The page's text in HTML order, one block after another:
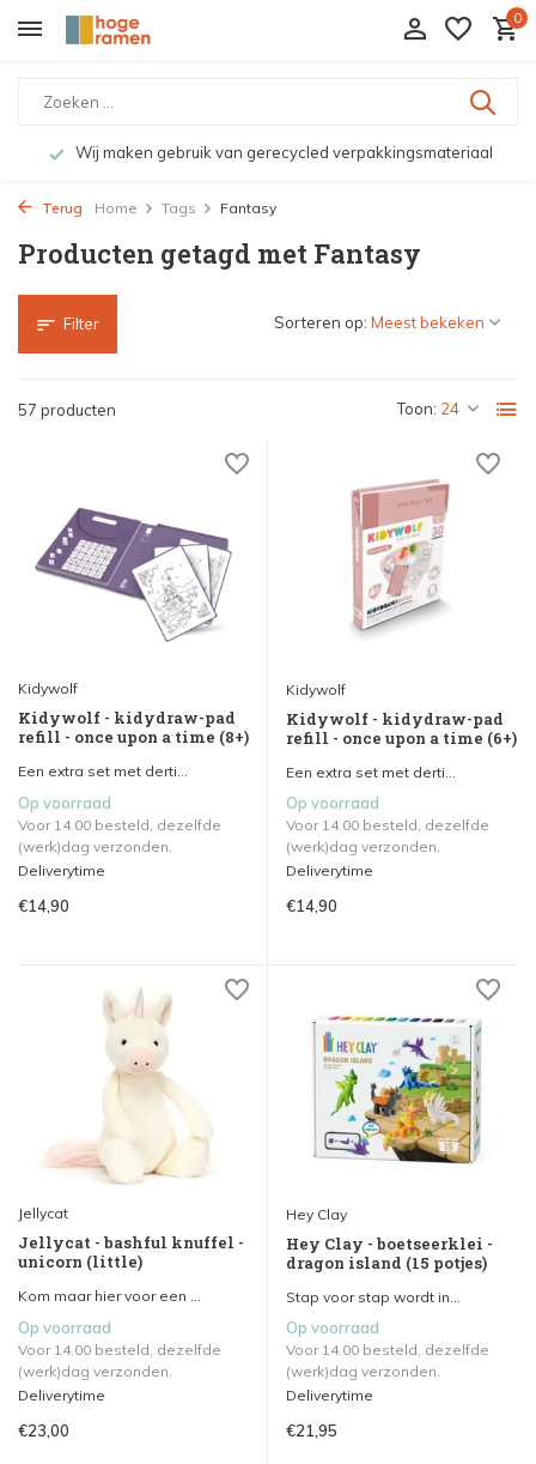
0
Wij maken gebruik van gerecycled verpakkingsmateriaal
Terug Home Tags Fantasy
Producten getagd met Fantasy
Filter
57 producten Toon:
Sorteren op:
Kidywolf
Kidywolf - kidydraw-pad
refill - once upon a time (8+)
Een extra set met derti...
Op voorraad
Voor 14.00 besteld, dezelfde
(werk)dag verzonden.
Deliverytime
€14,90
Kidywolf
Kidywolf - kidydraw-pad
refill - once upon a time (6+)
Een extra set met derti...
Op voorraad
Voor 14.00 besteld, dezelfde
(werk)dag verzonden.
Deliverytime
€14,90
Jellycat
Jellycat - bashful knuffel -
unicorn (little)
Kom maar hier voor een ...
Op voorraad
Voor 14.00 besteld, dezelfde
(werk)dag verzonden.
Deliverytime
€23,00
Hey Clay
Hey Clay - boetseerklei -
dragon island (15 potjes)
Stap voor stap wordt in...
Op voorraad
Voor 14.00 besteld, dezelfde
(werk)dag verzonden.
Deliverytime
€21,95